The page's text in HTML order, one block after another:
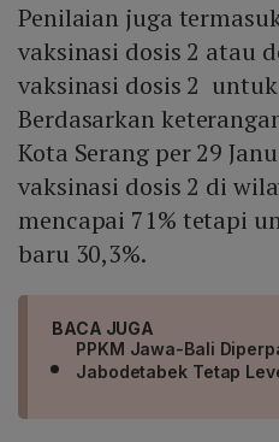
Penilaian juga
vaksinasi dosis 2 atau
vaksinasi dosis 2
Berdasarkan
Kota Serang per 29
vaksinasi dosis 2 di
mencapai 71% tetapi
baru 30,3%.
BACA JUGA
PPKM Jawa-Bali
Jabodetabek Tetap